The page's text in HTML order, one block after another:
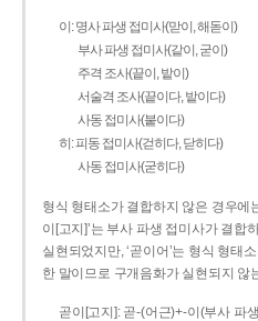
이: 명사 파생 접미사(맏이, 해돋이)
부사 파생 접미사(같이, 굳이)
주격 조사(끝이, 밭이)
서술격 조사(끝이다, 밭이다)
사동 접미사(붙이다)
히: 피동 접미사(걷히다, 닫히다)
사동 접미사(굳히다)
형식 형태소가 결합하지 않은 경우에
이[고지]’는 부사 파생 접미사가 결합
실현되었지만, ‘곧이어’는 형식 형태
한 말이므로 구개음화가 실현되지 않
곧이[고지]: 곧-­(어근)+­-이(부사 파